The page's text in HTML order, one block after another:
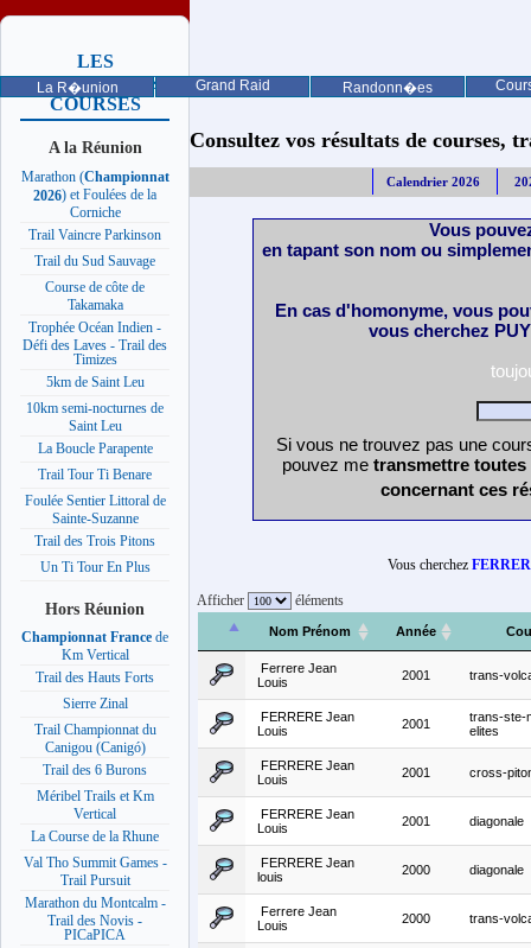
La R�union Grand Raid Randonn�es
LES
PROCHAINES
COURSES
A la Réunion
Marathon (Championnat
2026) et Foulées de la
Corniche
Trail Vaincre Parkinson
Trail du Sud Sauvage
Course de côte de
Takamaka
Trophée Océan Indien -
Défi des Laves - Trail des
Timizes
5km de Saint Leu
10km semi-nocturnes de
Saint Leu
La Boucle Parapente
Trail Tour Ti Benare
Foulée Sentier Littoral de
Sainte-Suzanne
Trail des Trois Pitons
Un Ti Tour En Plus
Hors Réunion
Championnat France de
Km Vertical
Trail des Hauts Forts
Sierre Zinal
Trail Championnat du
Canigou (Canigó)
Trail des 6 Burons
Méribel Trails et Km
Vertical
La Course de la Rhune
Val Tho Summit Games -
Trail Pursuit
Marathon du Montcalm -
Trail des Novis -
PICaPICA
Consultez vos résultats de courses,
Calendrier 2026
Vous
en tapant son nom ou
En cas d'homonyme, vous
vous cherchez
Si vous ne trouvez pas une
pouvez me transmettre
concernant ces
Vous cherchez
Afficher éléments
Nom Prénom Année
Ferrere Jean
Louis
2001 trans-
FERRERE Jean
Louis
2001
trans-ste-
elites
FERRERE Jean
Louis
2001 cross-
FERRERE Jean
Louis
2001 diagonale
FERRERE Jean
louis
2000 diagonale
Ferrere Jean
Louis
2000 trans-